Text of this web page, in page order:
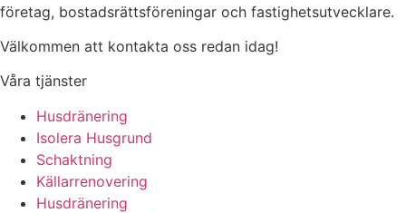
företag, bostadsrättsföreningar och fastighetsutvecklare.
Välkommen att kontakta oss redan idag!
Våra tjänster
Husdränering
Isolera Husgrund
Schaktning
Källarrenovering
Husdränering